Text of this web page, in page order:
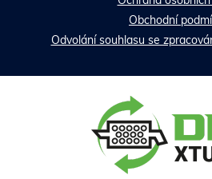
Obchodní
Odvolání souhlasu se